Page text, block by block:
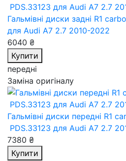
Гальмівні диски задні R1
для Audi A7 2.7 2010-2022
6040 ₴
Купити
передні
Заміна оригіналу
Гальмівні диски передні R1
PDS.33123 для Audi A7 2.7
7380 ₴
Купити